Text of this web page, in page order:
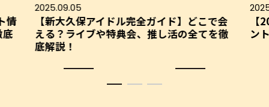
情
2025.09.05
【新大久保アイドル完全ガイド】どこで会
える？ライブや特典会、推し活の全てを徹
底解説！
【
ン